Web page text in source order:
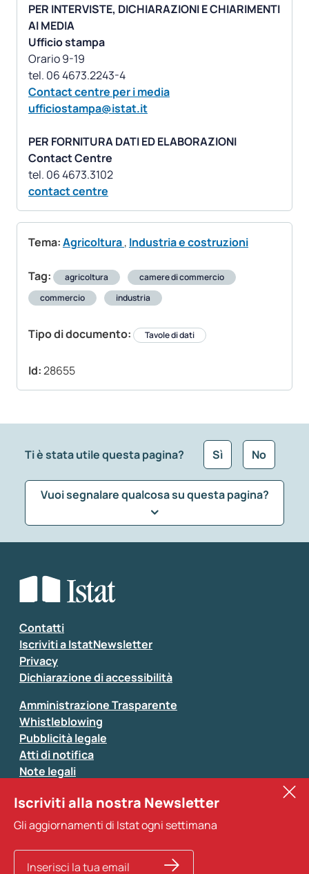
PER INTERVISTE, DICHIARAZIONI E CHIARIMENTI
AI MEDIA
Ufficio stampa
Orario 9-19
Contact centre per i media
ufficiostampa@istat.it
PER FORNITURA DATI ED ELABORAZIONI
Contact Centre
contact centre
Tema:Agricoltura, Industria e costruzioni
Tag: agricoltura
camere di commercio
commercio
industria
Tipo di documento: Tavole di dati
Id:28655
Ti è stata utile questa pagina? Sì No
Vuoi segnalare qualcosa su questa pagina?
Seleziona la tipologia della segnalazione
Inserisci il tuo commento
Si prega di non fornire dati di natura personale (ad
esempio dati di contatto). Per ogni altra comunicazione
e per richiedere dati, pubblicazioni, file di microdati,
Contatti
Iscriviti a IstatNewsletter
Privacy
Dichiarazione di accessibilità
Amministrazione Trasparente
Whistleblowing
Pubblicità legale
Atti di notifica
Note legali
Sistan
Altri servizi
Iscriviti alla nostra Newsletter
Gli aggiornamenti di Istat ogni settimana